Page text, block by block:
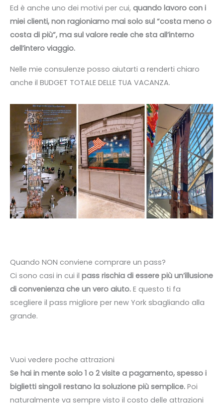
Ed è anche uno dei motivi per cui, quando lavoro con i
miei clienti, non ragioniamo mai solo sul “costa meno o
costa di più”, ma sul valore reale che sta all’interno
dell’intero viaggio.
Nelle mie consulenze posso aiutarti a renderti chiaro
anche il BUDGET TOTALE DELLE TUA VACANZA.
Quando NON conviene comprare un pass?
Ci sono casi in cui il pass rischia di essere più un’illusione
di convenienza che un vero aiuto. E questo ti fa
scegliere il pass migliore per new York sbagliando alla
grande.
Vuoi vedere poche attrazioni
Se hai in mente solo 1 o 2 visite a pagamento, spesso i
biglietti singoli restano la soluzione più semplice. Poi
naturalmente va sempre visto il costo delle attrazioni